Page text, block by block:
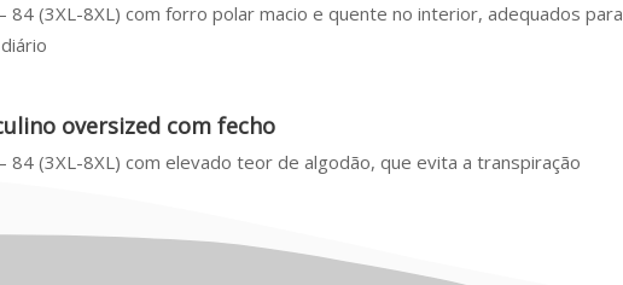
84 (3XL-8XL) com forro polar macio e quente no interior, adequados para
oversized com fecho
84 (3XL-8XL) com elevado teor de algodão, que evita a transpiração